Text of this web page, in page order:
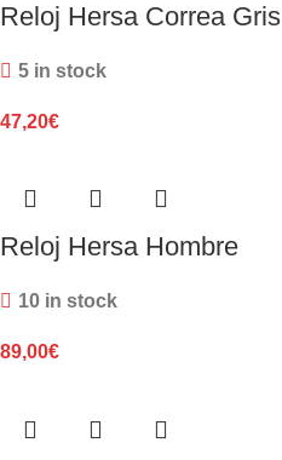
Reloj Hersa Correa Gris
5 in stock
47,20€
Reloj Hersa Hombre
10 in stock
89,00€